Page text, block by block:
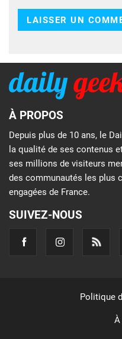
À PROPOS
Depuis plus de 10 ans, le
la qualité de ses contenus
ses millions de visiteurs
des communautés les plus
engagées de France.
SUIVEZ-NOUS
Politique
À